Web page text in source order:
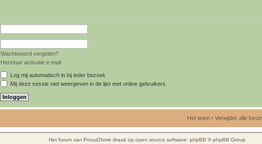
Wachtwoord vergeten?
Herstuur activatie e-mail
Log mij automatisch in bij ieder bezoek
Mij deze sessie niet weergeven in de lijst met online gebruikers
Het team• Verwijder alle
Het forum van Proud2bme draait op open source software: phpBB © phpBB Group